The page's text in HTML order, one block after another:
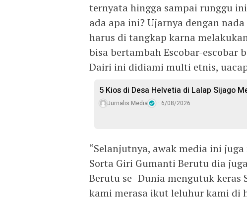
ternyata hingga sampai runggu
ada apa ini? Ujarnya dengan
harus di tangkap karna
bisa bertambah Escobar-escobar
Dairi ini didiami multi etnis,
5 Kios di Desa Helvetia di Lalap Sijago
Jurnalis Media 6/08/2026
“Selanjutnya, awak media ini
Sorta Giri Gumanti Berutu dia
Berutu se- Dunia mengutuk
kami merasa ikut leluhur kami di